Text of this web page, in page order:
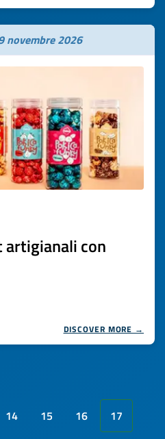
novembre 2026
artigianali con
DISCOVER MORE →
14 15 16
17